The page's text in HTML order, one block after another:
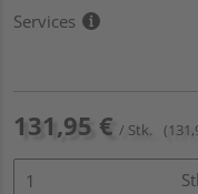
Services
131,95 € / Stk.